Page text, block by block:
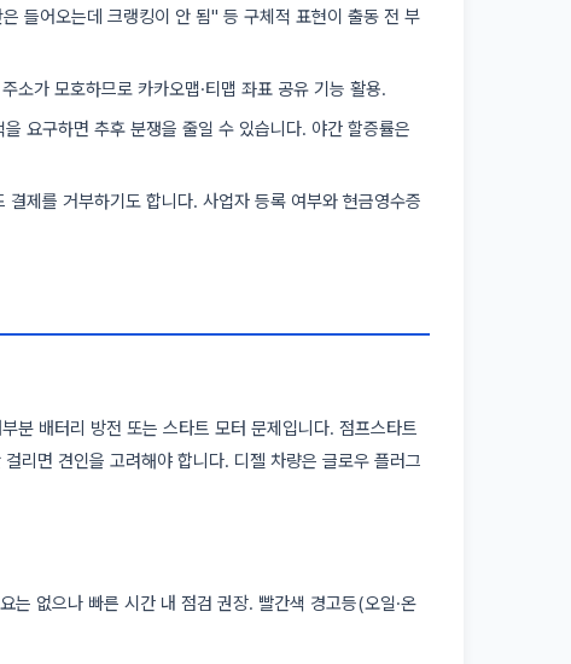
들어오는데 크랭킹이 안 됨" 등 구체적 표현이 출동 전 부
소가 모호하므로 카카오맵·티맵 좌표 공유 기능 활용.
을 요구하면 추후 분쟁을 줄일 수 있습니다. 야간 할증률은
결제를 거부하기도 합니다. 사업자 등록 여부와 현금영수증
분 배터리 방전 또는 스타트 모터 문제입니다. 점프스타트
리면 견인을 고려해야 합니다. 디젤 차량은 글로우 플러그
는 없으나 빠른 시간 내 점검 권장. 빨간색 경고등(오일·온